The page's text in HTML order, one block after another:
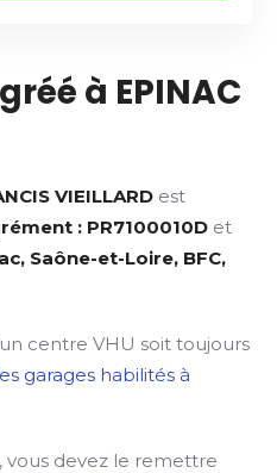
à EPINAC
VIEILLARD est
: PR7100010D et
Saône-et-Loire, BFC,
centre VHU soit toujours
garages habilités à
vous devez le remettre